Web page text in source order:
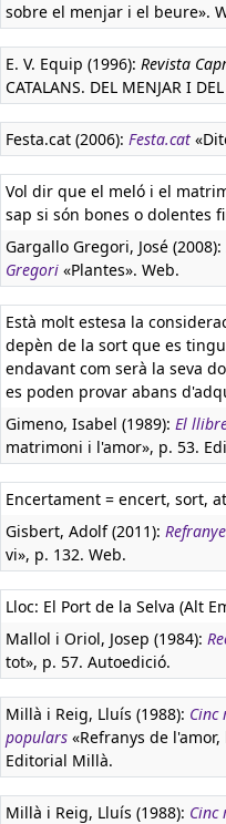
sobre el menjar i el beure».
E. V. Equip (1996): Revista
CATALANS. DEL MENJAR I
Festa.cat (2006): Festa.cat
Vol dir que el meló i el
sap si són bones o dolentes
Gargallo Gregori, José (2008):
Gregori «Plantes». Web.
Està molt estesa la
depèn de la sort que es
endavant com serà la seva
es poden provar abans
Gimeno, Isabel (1989): El
matrimoni i l'amor», p. 53.
Encertament = encert, sort,
Gisbert, Adolf (2011):
vi», p. 132. Web.
Lloc: El Port de la Selva (Alt
Mallol i Oriol, Josep (1984):
tot», p. 57. Autoedició.
Millà i Reig, Lluís (1988): Cinc
populars «Refranys de
Editorial Millà.
Millà i Reig, Lluís (1988): Cinc